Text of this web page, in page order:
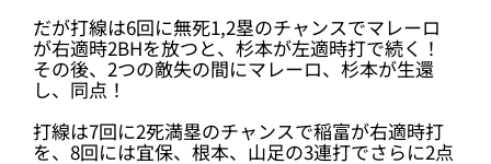
だが打線は6回に無死1,2塁のチャンスでマレーロ
が右適時2BHを放つと、杉本が左適時打で続く！
その後、2つの敵失の間にマレーロ、杉本が生還
し、同点！
打線は7回に2死満塁のチャンスで稲富が右適時打
を、8回には宜保、根本、山足の3連打でさらに2点